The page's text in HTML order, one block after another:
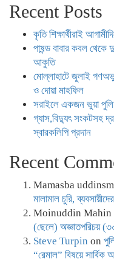
Recent Posts
কৃতি শিক্ষার্থীরাই
পাষন্ড বাবার কবল থেকে
আকুতি
মোল্লাহাটে জুলাই
ও দোয়া মাহফিল
সরাইলে একজন ভুয়া
গ্যাস,বিদ্যুৎ সংকটসহ
স্বারকলিপি প্রদান
Recent
Mamasba
মালামাল চুরি,
Moinuddin Mahin
(ছেলে) অজ্ঞাতপরিচয়
Steve Turpin on
“রেমাল” বিষয়ে